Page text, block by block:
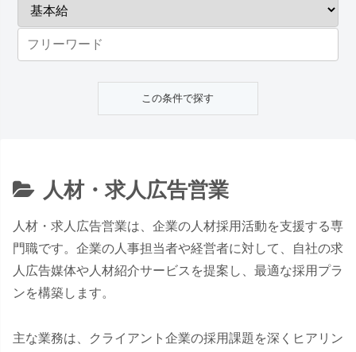
人材・求人広告営業
人材・求人広告営業は、企業の人材採用活動を支援する専
門職です。企業の人事担当者や経営者に対して、自社の求
人広告媒体や人材紹介サービスを提案し、最適な採用プラ
ンを構築します。
主な業務は、クライアント企業の採用課題を深くヒアリン